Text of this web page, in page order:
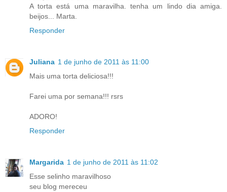
A torta está uma maravilha. tenha um lindo dia amiga.
beijos... Marta.
Responder
Juliana 1 de junho de 2011 às 11:00
Mais uma torta deliciosa!!!
Farei uma por semana!!! rsrs
ADORO!
Responder
Margarida 1 de junho de 2011 às 11:02
Esse selinho maravilhoso
seu blog mereceu